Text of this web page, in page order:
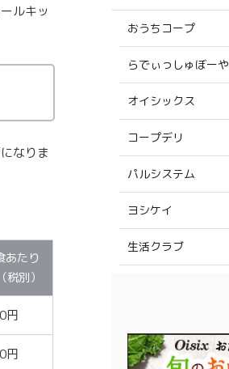
ルキッ
なりま
あたり
税別）
円
円
おうちコープ
らでぃっしゅぼーや
オイシックス
コープデリ
パルシステム
ヨシケイ
生活クラブ